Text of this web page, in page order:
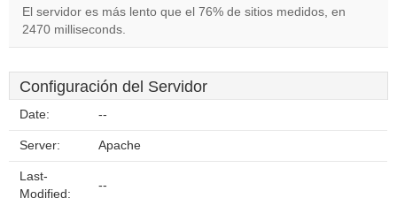
El servidor es más lento que el 76% de sitios medidos, en
2470 milliseconds.
Configuración del Servidor
Date: --
Server: Apache
Last-
Modified:
--